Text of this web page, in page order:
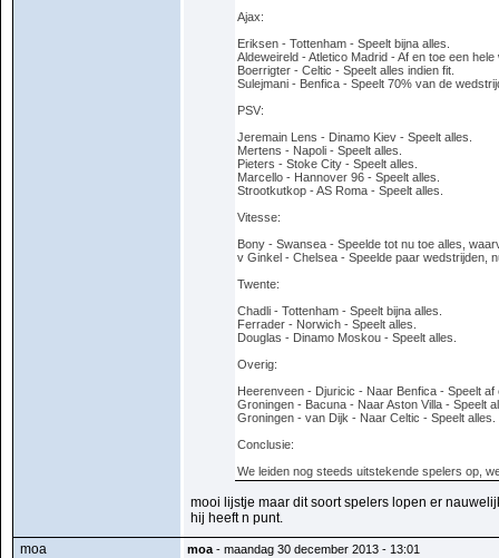
Ajax:
Eriksen - Tottenham - Speelt bijna alles.
Aldeweireld - Atletico Madrid - Af en toe een hele
Boerrigter - Celtic - Speelt alles indien fit.
Sulejmani - Benfica - Speelt 70% van de
PSV:
Jeremain Lens - Dinamo Kiev - Speelt alles.
Mertens - Napoli - Speelt alles.
Pieters - Stoke City - Speelt alles.
Marcello - Hannover 96 - Speelt alles.
Strootkutkop - AS Roma - Speelt alles.
Vitesse:
Bony - Swansea - Speelde tot nu toe alles,
v Ginkel - Chelsea - Speelde paar wedstrijden,
Twente:
Chadli - Tottenham - Speelt bijna alles.
Ferrader - Norwich - Speelt alles.
Douglas - Dinamo Moskou - Speelt alles.
Overig:
Heerenveen - Djuricic - Naar Benfica - Speelt af
Groningen - Bacuna - Naar Aston Villa - Speelt
Groningen - van Dijk - Naar Celtic - Speelt alles.
Conclusie:
We leiden nog steeds uitstekende spelers op,
mooi lijstje maar dit soort spelers lopen er
hij heeft n punt.
moa
moa - maandag 30 december 2013 - 13:01